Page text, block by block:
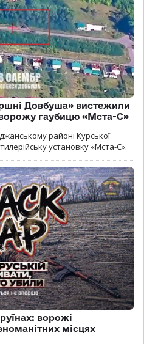
Довбуша» вистежили
гаубицю «Мста-С»
районі Курської
установку «Мста-С».
ворожі
місцях